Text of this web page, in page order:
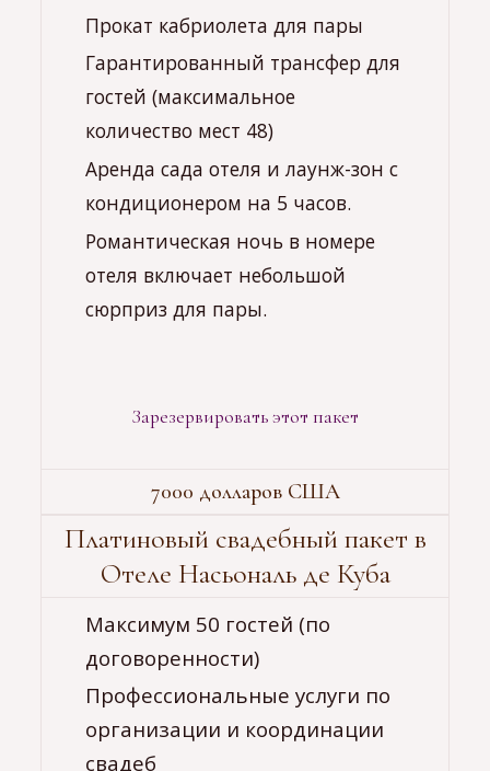
Прокат кабриолета для пары
Гарантированный трансфер для
гостей (максимальное
количество мест 48)
Аренда сада отеля и лаунж-зон с
кондиционером на 5 часов.
Романтическая ночь в номере
отеля включает небольшой
сюрприз для пары.
Зарезервировать этот пакет
7000 долларов США
Платиновый свадебный пакет в
Отеле Насьональ де Куба
Максимум 50 гостей (по
договоренности)
Профессиональные услуги по
организации и координации
свадеб